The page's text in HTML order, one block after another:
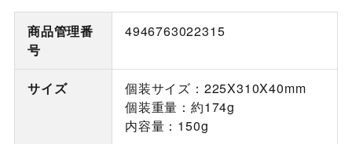
商品管理番
号
4946763022315
サイズ
個装サイズ：225X310X40mm
個装重量：約174g
内容量：150g